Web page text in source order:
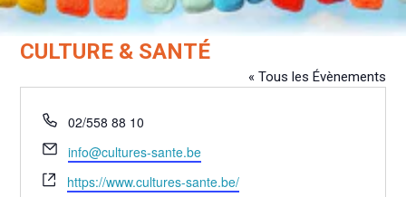
CULTURE & SANTÉ
« Tous les Évènements
Téléphone
02/558 88 10
Email
info@cultures-sante.be
Site
https://www.cultures-sante.be/